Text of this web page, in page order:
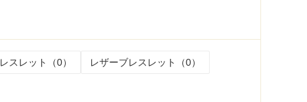
スレット（0） レザーブレスレット（0）